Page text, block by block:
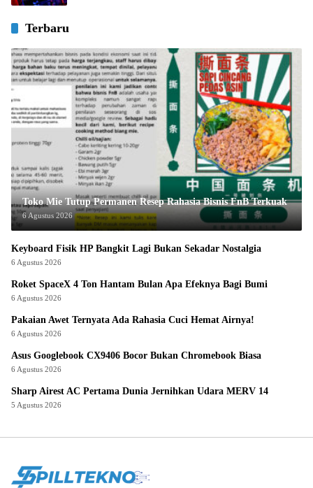
Terbaru
Toko Mie Tutup Permanen Resep Rahasia Bisnis FnB Terkuak
6 Agustus 2026
Keyboard Fisik HP Bangkit Lagi Bukan Sekadar Nostalgia
6 Agustus 2026
Roket SpaceX 4 Ton Hantam Bulan Apa Efeknya Bagi Bumi
6 Agustus 2026
Pakaian Awet Ternyata Ada Rahasia Cuci Hemat Airnya!
6 Agustus 2026
Asus Googlebook CX9406 Bocor Bukan Chromebook Biasa
6 Agustus 2026
Sharp Airest AC Pertama Dunia Jernihkan Udara MERV 14
5 Agustus 2026